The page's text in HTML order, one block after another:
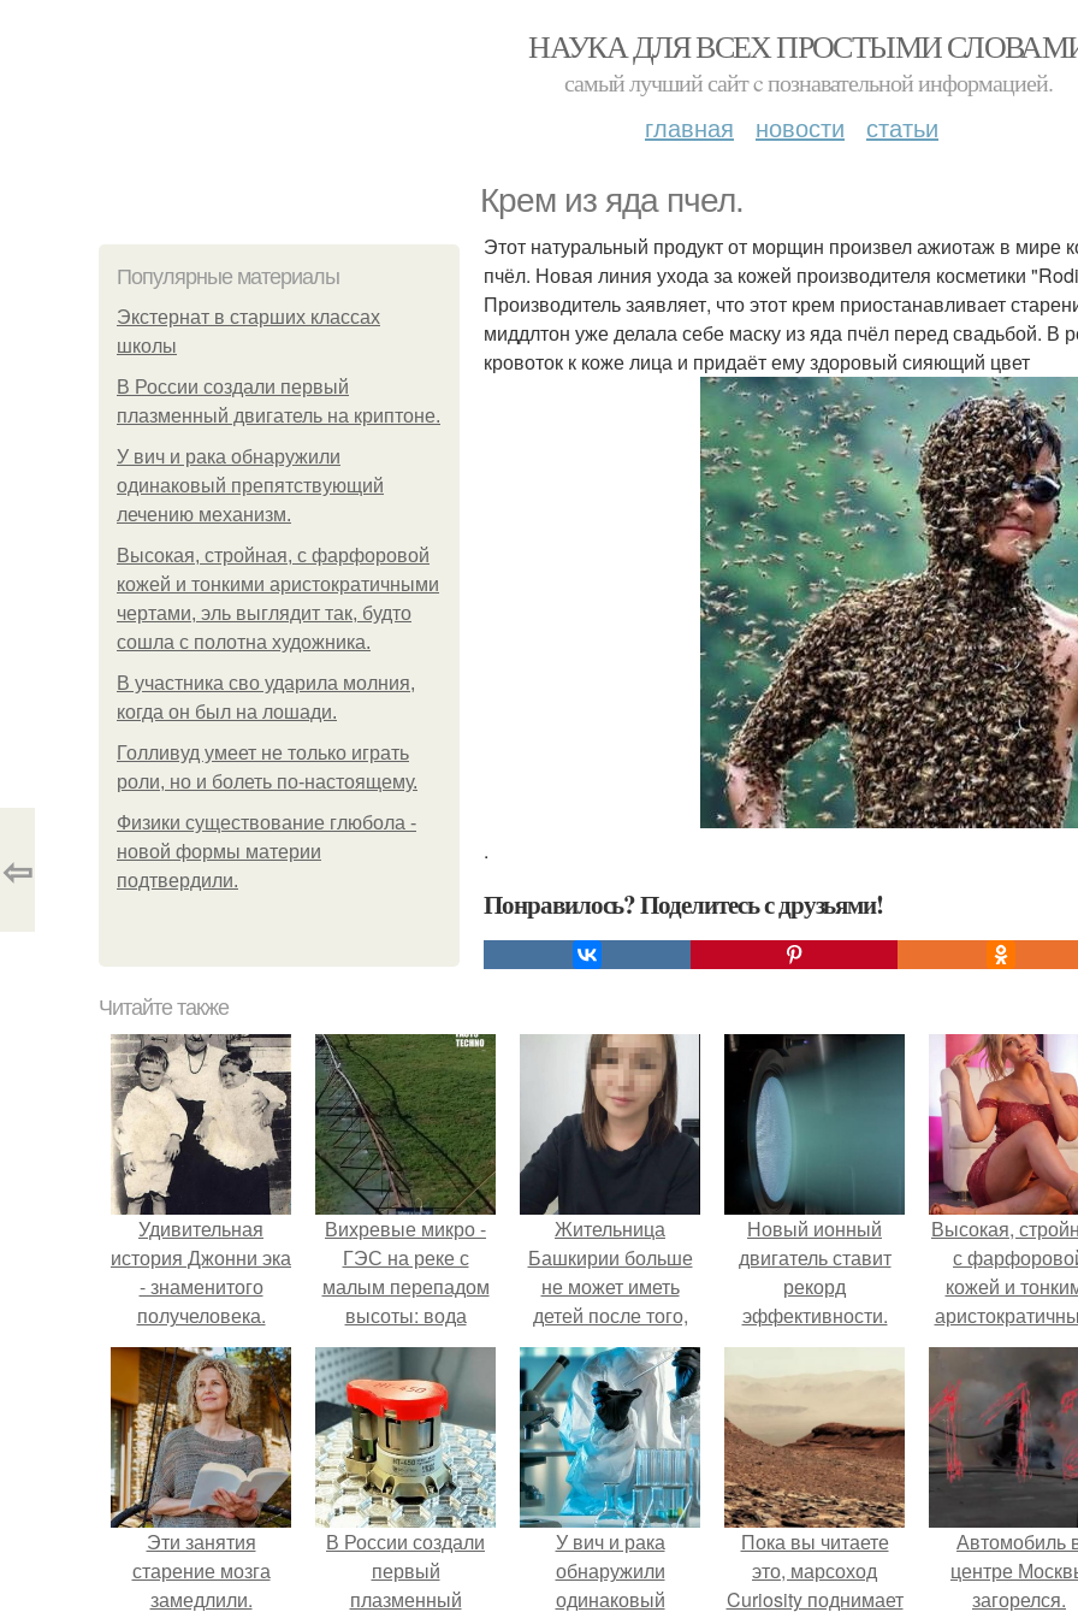
НАУКА ДЛЯ ВСЕХ ПРОСТЫМИ
самый лучший сайт c познавательной информацией.
главная новости статьи
Крем из яда пчел.
Популярные материалы
Экстернат в старших классах
школы
В России создали первый
плазменный двигатель на криптоне.
У вич и рака обнаружили
одинаковый препятствующий
лечению механизм.
Высокая, стройная, с фарфоровой
кожей и тонкими аристократичными
чертами, эль выглядит так, будто
сошла с полотна художника.
В участника сво ударила молния,
когда он был на лошади.
Голливуд умеет не только играть
роли, но и болеть по-настоящему.
Физики существование глюбола -
новой формы материи
подтвердили.
Этот натуральный продукт от морщин произвел ажиотаж в мире
пчёл. Новая линия ухода за кожей производителя косметики
Производитель заявляет, что этот крем приостанавливает
миддлтон уже делала себе маску из яда пчёл перед свадьбой. В
кровоток к коже лица и придаёт ему здоровый сияющий цвет
.
Понравилось? Поделитесь с друзьями!
⇦
Читайте также
Удивительная
история Джонни эка
- знаменитого
получеловека.
Вихревые микро -
ГЭС на реке с
малым перепадом
высоты: вода
закручивается в
бетонной камере и
вращает
вертикальную
турбину.
Жительница
Башкирии больше
не может иметь
детей после того,
как медики сделали
ей аборт на шестом
месяце
беременности и
оставили в матке
плаценту.
Новый ионный
двигатель ставит
рекорд
эффективности.
Высокая,
с
кожей и
чертами, эль
выглядит так,
сошла с
художника.
Эти занятия
старение мозга
замедлили.
В России создали
первый
плазменный
У вич и рака
обнаружили
одинаковый
Пока вы читаете
это, марсоход
Curiosity поднимает
Автомобиль
центре
загорелся.